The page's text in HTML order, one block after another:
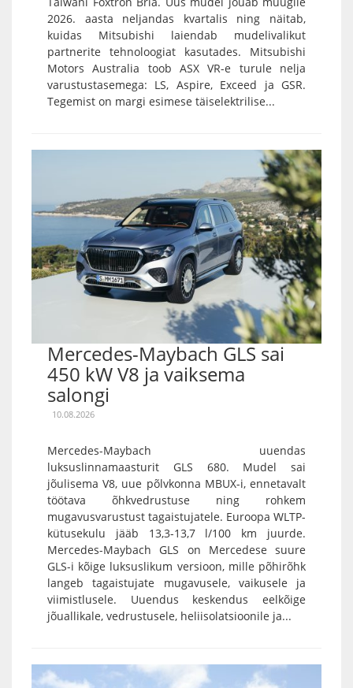
2026. aasta neljandas kvartalis ning näitab,
kuidas Mitsubishi laiendab mudelivalikut
partnerite tehnoloogiat kasutades. Mitsubishi
Motors Australia toob ASX VR-e turule nelja
varustustasemega: LS, Aspire, Exceed ja GSR.
Tegemist on margi esimese täiselektrilise...
Mercedes-Maybach GLS sai
450 kW V8 ja vaiksema
salongi
10.08.2026
Mercedes-Maybach uuendas
luksuslinnamaasturit GLS 680. Mudel sai
jõulisema V8, uue põlvkonna MBUX-i, ennetavalt
töötava õhkvedrustuse ning rohkem
mugavusvarustust tagaistujatele. Euroopa WLTP-
kütusekulu jääb 13,3-13,7 l/100 km juurde.
Mercedes-Maybach GLS on Mercedese suure
GLS-i kõige luksuslikum versioon, mille põhirõhk
langeb tagaistujate mugavusele, vaikusele ja
viimistlusele. Uuendus keskendus eelkõige
jõuallikale, vedrustusele, heliisolatsioonile ja...